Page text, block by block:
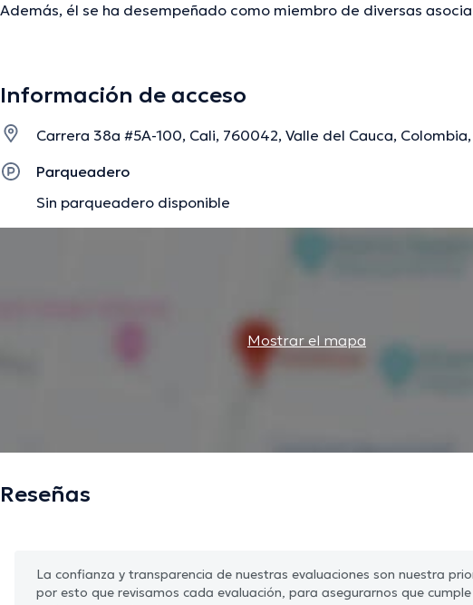
Además, él se ha desempeñado como miembro de diversas
La descripción fue editada por el equipo de doctoranytime, con base en información
Información de acceso
Carrera 38a #5A-100, Cali, 760042, Valle del Cauca,
Parqueadero
Sin parqueadero disponible
Mostrar el mapa
Reseñas
La confianza y transparencia de nuestras evaluaciones son nuestra
por esto que revisamos cada evaluación, para asegurarnos que